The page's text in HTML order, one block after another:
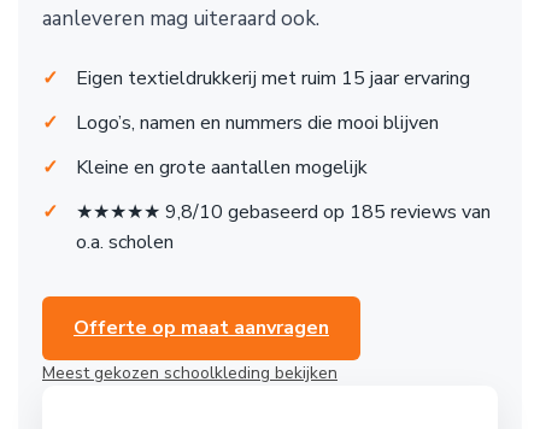
aanleveren mag uiteraard ook.
Eigen textieldrukkerij met ruim 15 jaar ervaring
Logo’s, namen en nummers die mooi blijven
Kleine en grote aantallen mogelijk
★★★★★ 9,8/10 gebaseerd op 185 reviews van
o.a. scholen
Offerte op maat aanvragen
Meest gekozen schoolkleding bekijken